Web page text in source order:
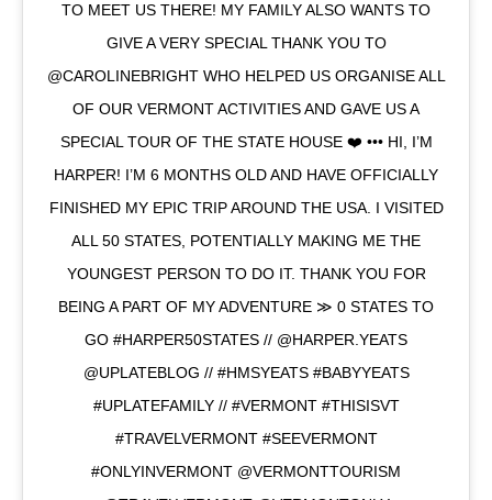
TO MEET US THERE! MY FAMILY ALSO WANTS TO
GIVE A VERY SPECIAL THANK YOU TO
@CAROLINEBRIGHT WHO HELPED US ORGANISE ALL
OF OUR VERMONT ACTIVITIES AND GAVE US A
SPECIAL TOUR OF THE STATE HOUSE ❤️ ••• HI, I’M
HARPER! I’M 6 MONTHS OLD AND HAVE OFFICIALLY
FINISHED MY EPIC TRIP AROUND THE USA. I VISITED
ALL 50 STATES, POTENTIALLY MAKING ME THE
YOUNGEST PERSON TO DO IT. THANK YOU FOR
BEING A PART OF MY ADVENTURE ≫ 0 STATES TO
GO #HARPER50STATES // @HARPER.YEATS
@UPLATEBLOG // #HMSYEATS #BABYYEATS
#UPLATEFAMILY // #VERMONT #THISISVT
#TRAVELVERMONT #SEEVERMONT
#ONLYINVERMONT @VERMONTTOURISM